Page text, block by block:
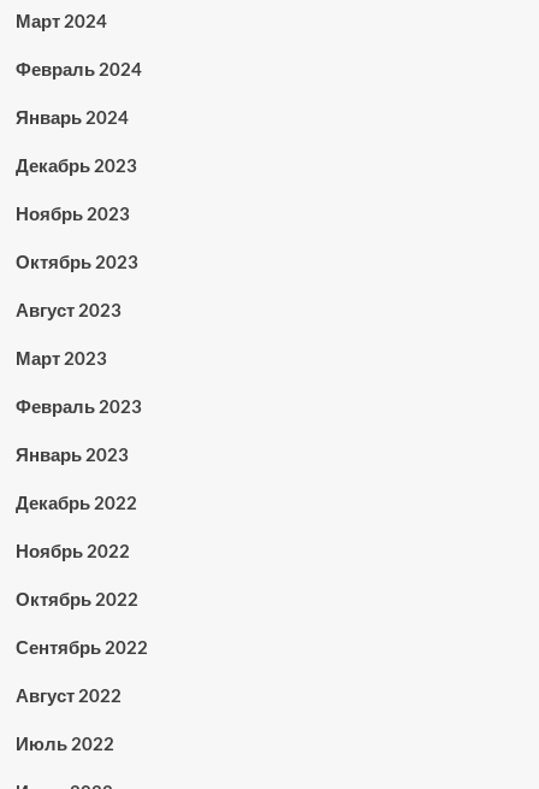
Март 2024
Февраль 2024
Январь 2024
Декабрь 2023
Ноябрь 2023
Октябрь 2023
Август 2023
Март 2023
Февраль 2023
Январь 2023
Декабрь 2022
Ноябрь 2022
Октябрь 2022
Сентябрь 2022
Август 2022
Июль 2022